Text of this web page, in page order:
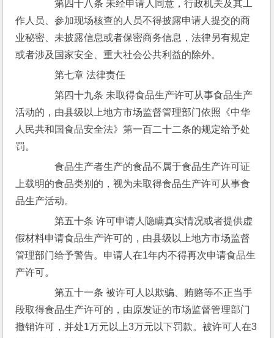
第四十八条 未经申请人同意，行政机关及其工
作人员、参加现场核查的人员不得披露申请人提交的商
业秘密、未披露信息或者保密商务信息，法律另有规定
或者涉及国家安全、重大社会公共利益的除外。
第七章 法律责任
第四十九条 未取得食品生产许可从事食品生产
活动的，由县级以上地方市场监督管理部门依照《中华
人民共和国食品安全法》第一百二十二条的规定给予处
罚。
食品生产者生产的食品不属于食品生产许可证
上载明的食品类别的，视为未取得食品生产许可从事食
品生产活动。
第五十条 许可申请人隐瞒真实情况或者提供虚
假材料申请食品生产许可的，由县级以上地方市场监督
管理部门给予警告。申请人在1年内不得再次申请食品生
产许可。
第五十一条 被许可人以欺骗、贿赂等不正当手
段取得食品生产许可的，由原发证的市场监督管理部门
撤销许可，并处1万元以上3万元以下罚款。被许可人在3